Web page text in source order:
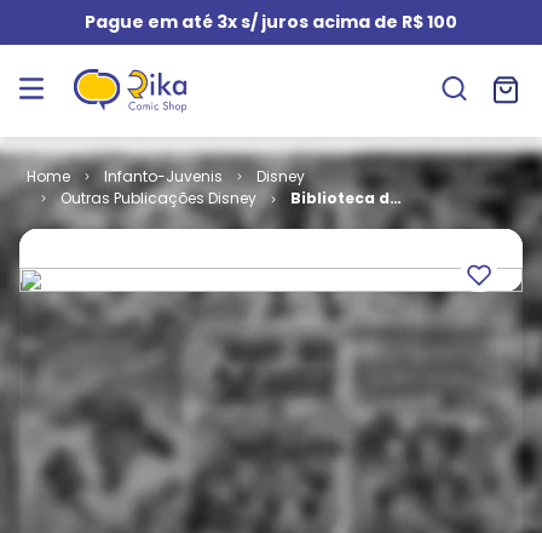
Pague em até 3x s/ juros acima de R$ 100
Infanto-Juvenis
Disney
Outras Publicações Disney
Biblioteca do